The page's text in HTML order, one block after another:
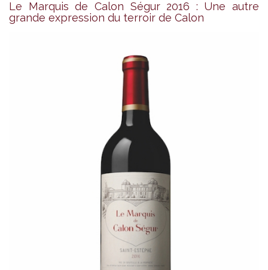
Le Marquis de Calon Ségur 2016 : Une autre
grande expression du terroir de Calon